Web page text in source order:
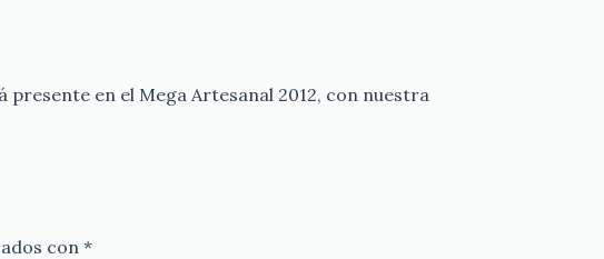
en el Mega Artesanal 2012, con nuestra
con *